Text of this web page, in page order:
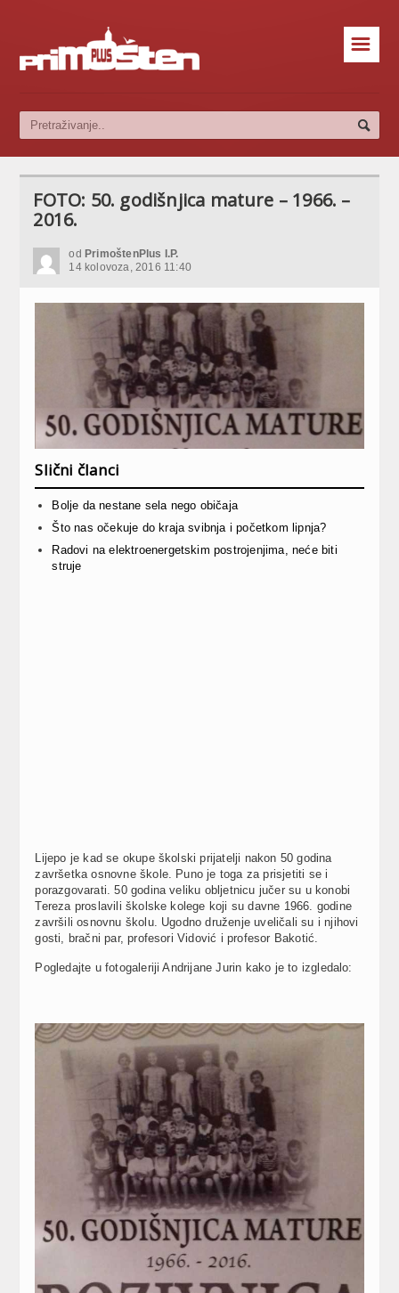
☰
FOTO: 50. godišnjica mature – 1966. –
2016.
od PrimoštenPlus I.P.
14 kolovoza, 2016 11:40
Slični članci
Bolje da nestane sela nego običaja
Što nas očekuje do kraja svibnja i početkom lipnja?
Radovi na elektroenergetskim postrojenjima, neće biti
struje
Lijepo je kad se okupe školski prijatelji nakon 50 godina
završetka osnovne škole. Puno je toga za prisjetiti se i
porazgovarati. 50 godina veliku obljetnicu jučer su u konobi
Tereza proslavili školske kolege koji su davne 1966. godine
završili osnovnu školu. Ugodno druženje uveličali su i njihovi
gosti, bračni par, profesori Vidović i profesor Bakotić.
Pogledajte u fotogaleriji Andrijane Jurin kako je to izgledalo: